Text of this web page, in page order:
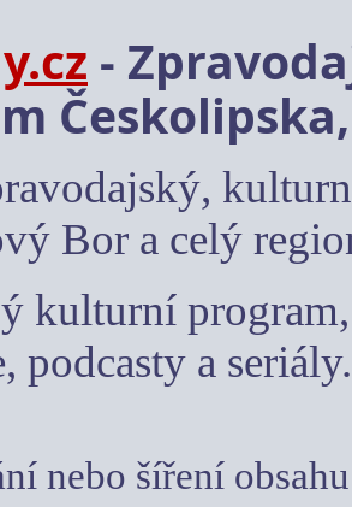
-
Bor a celý
kulturní
podcasty a seriály.
nebo šíření